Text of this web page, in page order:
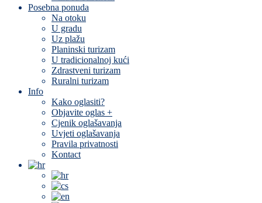
Posebna ponuda
Na otoku
U gradu
Uz plažu
Planinski turizam
U tradicionalnoj kući
Zdrastveni turizam
Ruralni turizam
Info
Kako oglasiti?
Objavite oglas +
Cjenik oglašavanja
Uvjeti oglašavanja
Pravila privatnosti
Kontact